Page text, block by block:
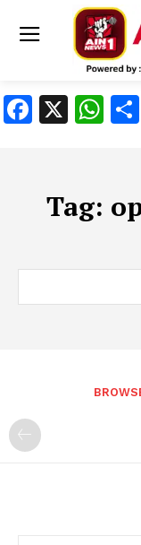
Facebook
X
Tag: